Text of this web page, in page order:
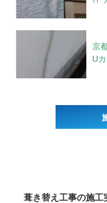
京
U
葺き替え工事の施工